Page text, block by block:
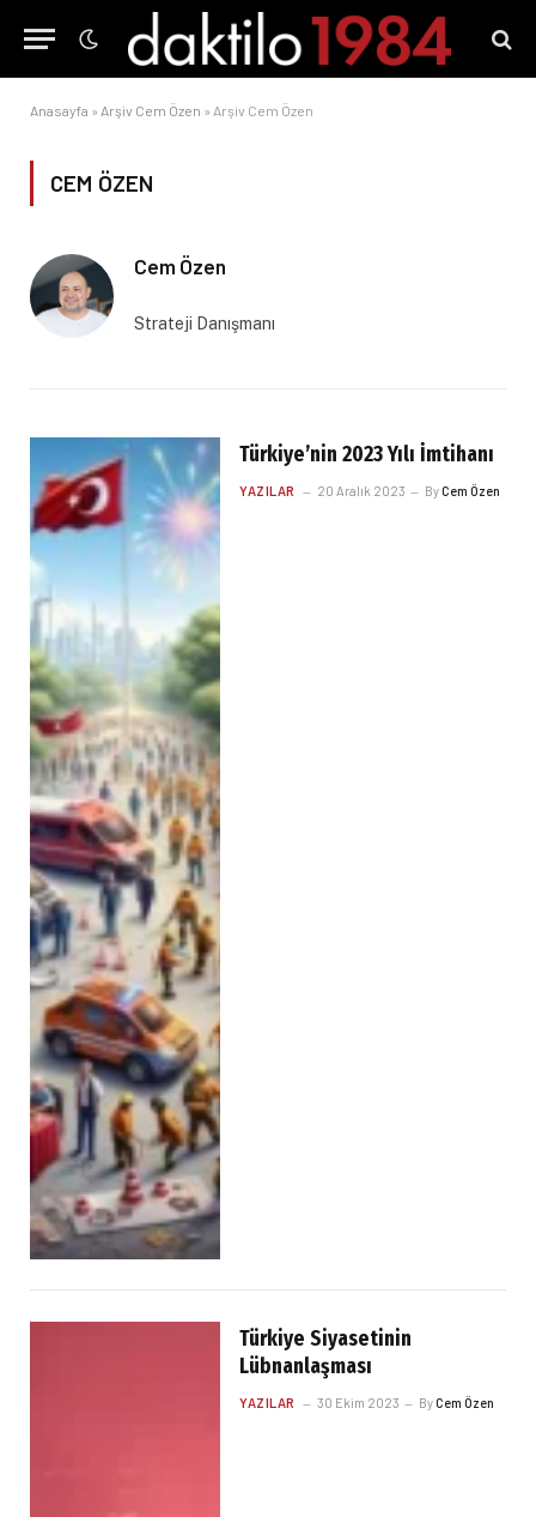
Anasayfa » Arşiv Cem Özen » Arşiv Cem Özen
CEM ÖZEN
Cem Özen
Strateji Danışmanı
Türkiye’nin 2023 Yılı İmtihanı
YAZILAR 20 Aralık 2023 ByCem Özen
Türkiye Siyasetinin
Lübnanlaşması
YAZILAR 30 Ekim 2023 ByCem Özen